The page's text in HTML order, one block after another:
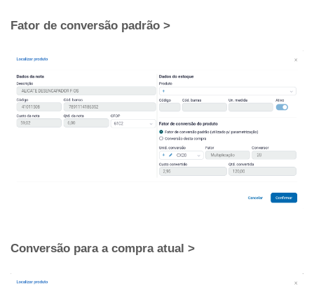
Fator de conversão padrão >
Conversão para a compra atual >